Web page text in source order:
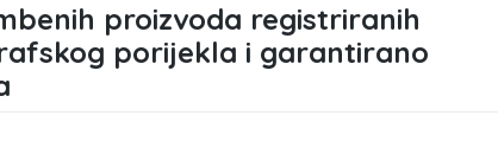
proizvoda registriranih
porijekla i garantirano